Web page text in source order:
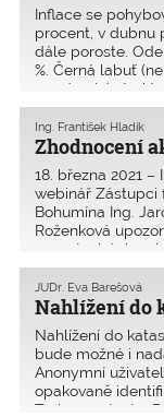
Inflace se
procent, v dubnu
dále poroste.
%. Černá labuť
pandemie)
položky ze
naopak získaly
Zhodnocení
Ing. František Hladík
18. března 2021
webinář Zástupci
Bohumína Ing.
Roženková
novostavbách
napadení šk�
Nahlížení do
JUDr. Eva Barešová
Nahlížení do
bude možné i
Anonymní
opakovaně
Turingova testu.